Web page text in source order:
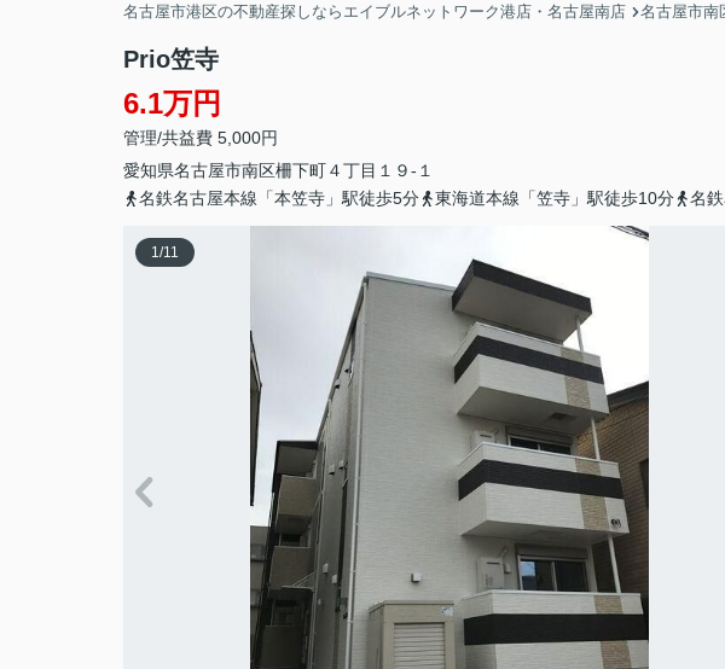
名古屋市港区の不動産探しならエイブルネットワーク港店・名古屋南店 名古屋市南
Prio笠寺
6.1万円
管理/共益費 5,000円
愛知県名古屋市南区柵下町４丁目１９-１
名鉄名古屋本線「本笠寺」駅徒歩5分
東海道本線「笠寺」駅徒歩10分 名
1/11